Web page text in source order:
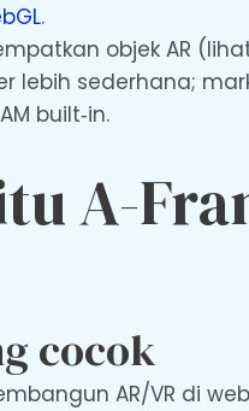
.
objek AR
sederhana;
built‑in.
A-
cocok
AR/VR di